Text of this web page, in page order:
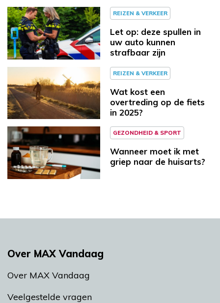
REIZEN & VERKEER
Let op: deze spullen in
uw auto kunnen
strafbaar zijn
REIZEN & VERKEER
Wat kost een
overtreding op de fiets
in 2025?
GEZONDHEID & SPORT
Wanneer moet ik met
griep naar de huisarts?
Over MAX Vandaag
Over MAX Vandaag
Veelgestelde vragen